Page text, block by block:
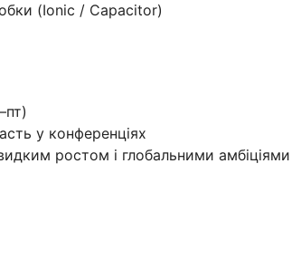
(Ionic / Capacitor)
у конференціях
ростом і глобальними амбіціями